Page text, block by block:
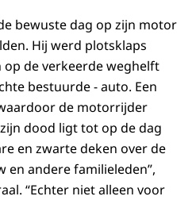
bewuste dag op zijn motor
Hij werd plotsklaps
de verkeerde weghelft
bestuurde - auto. Een
de motorrijder
dood ligt tot op de dag
en zwarte deken over de
en andere familieleden”,
“Echter niet alleen voor